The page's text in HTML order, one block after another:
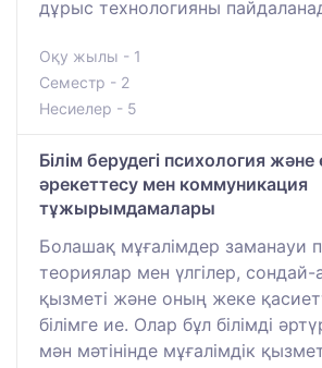
дұрыс технологияны
Оқу жылы - 1
Семестр - 2
Несиелер - 5
Білім берудегі психология және
әрекеттесу мен коммуникация
тұжырымдамалары
Болашақ мұғалімдер заманауи
теориялар мен үлгілер, сондай-
қызметі және оның жеке
білімге ие. Олар бұл білімді
мән мәтінінде мұғалімдік